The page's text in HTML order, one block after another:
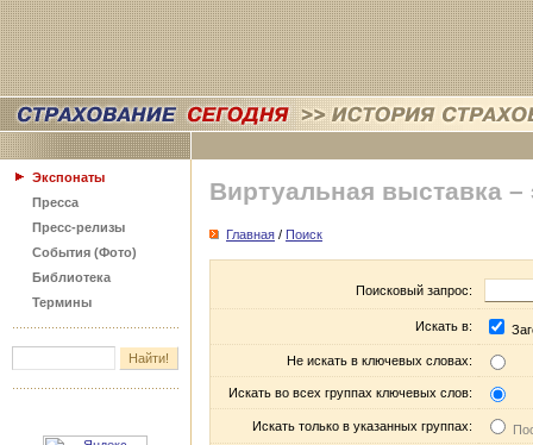
Экспонаты
Пресса
Пресс-релизы
События (Фото)
Библиотека
Термины
Виртуальная выставка –
Главная / Поиск
Поисковый запрос:
Искать в:
Не искать в ключевых словах:
Искать во всех группах ключевых слов:
Искать только в указанных группах: